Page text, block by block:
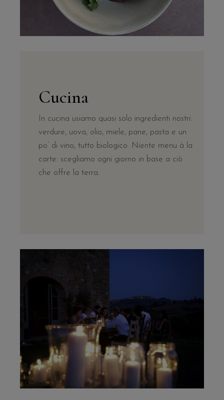
Cucina
In cucina usiamo quasi solo ingredienti nostri:
verdure, uova, olio, miele, pane, pasta e un
po’ di vino, tutto biologico. Niente menu à la
carte: scegliamo ogni giorno in base a ciò
che offre la terra.